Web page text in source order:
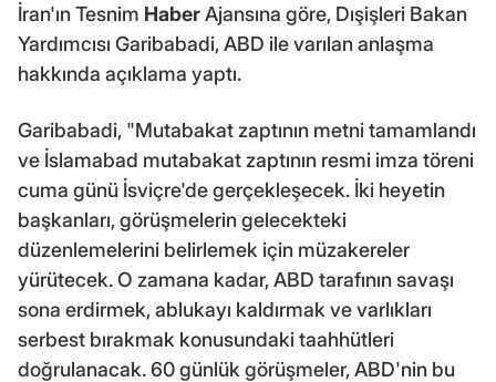
İran'ın Tesnim HaberAjansına göre, Dışişleri Bakan
Yardımcısı Garibabadi, ABD ile varılan anlaşma
hakkında açıklama yaptı.
Garibabadi, "Mutabakat zaptının metni tamamlandı
ve İslamabad mutabakat zaptının resmi imza töreni
cuma günü İsviçre'de gerçekleşecek. İki heyetin
başkanları, görüşmelerin gelecekteki
düzenlemelerini belirlemek için müzakereler
yürütecek. O zamana kadar, ABD tarafının savaşı
sona erdirmek, ablukayı kaldırmak ve varlıkları
serbest bırakmak konusundaki taahhütleri
doğrulanacak. 60 günlük görüşmeler, ABD'nin bu